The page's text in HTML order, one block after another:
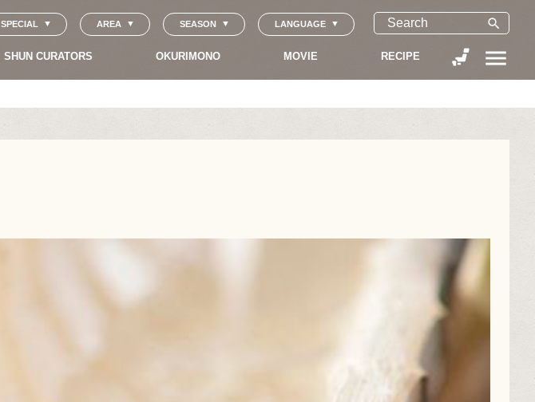
SPECIAL AREA SEASON LANGUAGE search
SHUN CURATORS OKURIMONO MOVIE RECIPE menu